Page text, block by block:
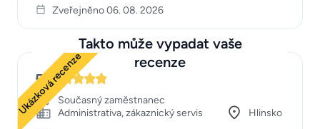
Zveřejněno 06. 08. 2026
Takto může vypadat vaše
recenze
Ukázková recenze
5
Současný zaměstnanec
Administrativa, zákaznický servis
Hlinsko